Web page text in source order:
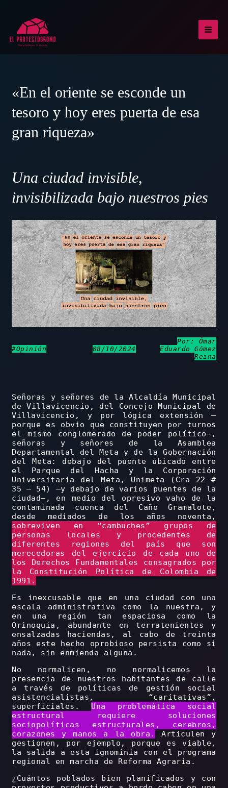
contenido
«En el oriente se esconde un
tesoro y hoy eres puerta de esa
gran riqueza»
Una ciudad invisible,
invisibilizada bajo nuestros pies
#Opinión 08/10/2024
Por:
Ómar
Eduardo Gómez
Reina
Señoras y señores de la Alcaldía Municipal
de Villavicencio, del Concejo Municipal de
Villavicencio, y por lógica extensión —
porque es obvio que constituyen por turnos
el mismo conglomerado de poder político—,
señoras y señores de la Asamblea
Departamental del Meta y de la Gobernación
del Meta: debajo del puente ubicado entre
el Parque del Hacha y la Corporación
Universitaria del Meta, Unimeta (Cra 22 #
35 ‒ 54) —y debajo de varios puentes de la
ciudad—, en medio del opresivo vaho de la
contaminada cuenca del Caño Gramalote,
desde mediados de los años noventa,
sobreviven en “cambuches” grupos de
personas locales y procedentes de
diferentes regiones del país que son
merecedoras del ejercicio de cada uno de
los Derechos Fundamentales consagrados por
la Constitución Política de Colombia de
1991.
Es inexcusable que en una ciudad con una
escala administrativa como la nuestra, y
en una región tan espaciosa como la
Orinoquia, abundante en terratenientes y
ensalzadas haciendas, al cabo de treinta
años este hecho oprobioso persista como si
nada, sin enmienda alguna.
No normalicen, no normalicemos la
presencia de nuestros habitantes de calle
a través de políticas de gestión social
asistencialistas, “caritativas”,
superficiales. Una problemática social
estructural requiere soluciones
sociopolíticas estructurales, cerebros,
corazones y manos a la obra.
Articulen y
gestionen, por ejemplo, porque es viable,
la salida a esta ignominia con el programa
regional en marcha de Reforma Agraria.
¿Cuántos poblados bien planificados y con